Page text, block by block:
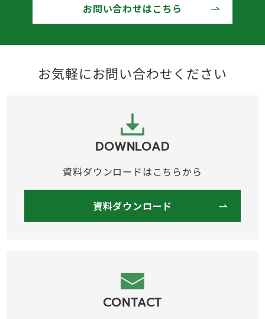
お問い合わせはこちら
お気軽にお問い合わせください
DOWNLOAD
資料ダウンロードはこちらから
資料ダウンロード
CONTACT